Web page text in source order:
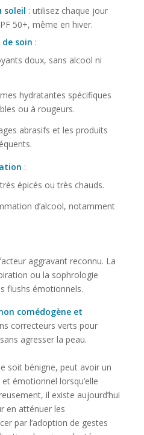
soleil : utilisez chaque jour
50+, même en hiver.
soin :
doux, sans alcool ni
hydratantes spécifiques
ou à rougeurs.
abrasifs et les produits
:
épicés ou très chauds.
d’alcool, notamment
aggravant reconnu. La
ou la sophrologie
flushs émotionnels.
comédogène et
correcteurs verts pour
agresser la peau.
soit bénigne, peut avoir un
émotionnel lorsqu’elle
il existe aujourd’hui
en atténuer les
par l’adoption de gestes